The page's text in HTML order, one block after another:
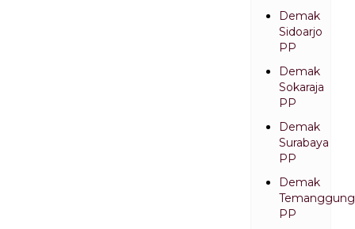
Demak
Sidoarjo
PP
Demak
Sokaraja
PP
Demak
Surabaya
PP
Demak
Temanggung
PP